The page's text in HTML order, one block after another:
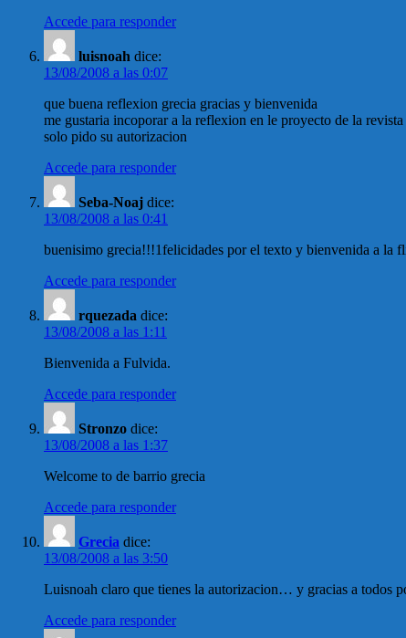
Accede para responder
luisnoah dice:
13/08/2008 a las 0:07
que buena reflexion grecia gracias y bienvenida
me gustaria incoporar a la reflexion en le proyecto de la
solo pido su autorizacion
Accede para responder
Seba-Noaj dice:
13/08/2008 a las 0:41
buenisimo grecia!!!1felicidades por el texto y bienvenida a la
Accede para responder
rquezada dice:
13/08/2008 a las 1:11
Bienvenida a Fulvida.
Accede para responder
Stronzo dice:
13/08/2008 a las 1:37
Welcome to de barrio grecia
Accede para responder
Grecia dice:
13/08/2008 a las 3:50
Luisnoah claro que tienes la autorizacion… y gracias a todos
Accede para responder